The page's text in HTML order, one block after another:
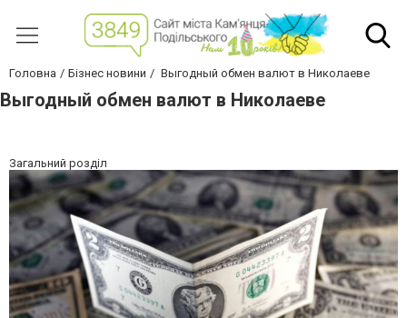
Головна Бізнес новини Выгодный обмен валют в Николаеве
Выгодный обмен валют в Николаеве
Загальний розділ